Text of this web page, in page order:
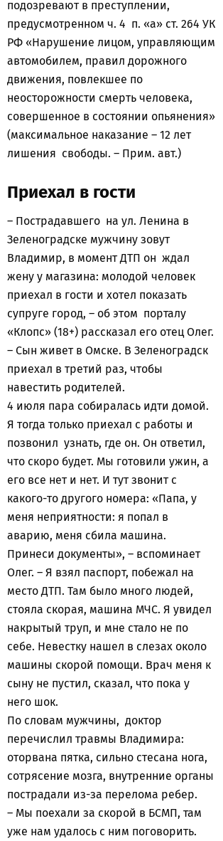
подозревают в преступлении,
предусмотренном ч. 4 п. «а» ст. 264 УК
РФ «Нарушение лицом, управляющим
автомобилем, правил дорожного
движения, повлекшее по
неосторожности смерть человека,
совершенное в состоянии опьянения»
(максимальное наказание – 12 лет
лишения свободы. – Прим. авт.)
Приехал в гости
– Пострадавшего на ул. Ленина в
Зеленоградске мужчину зовут
Владимир, в момент ДТП он ждал
жену у магазина: молодой человек
приехал в гости и хотел показать
супруге город, – об этом порталу
«Клопс» (18+) рассказал его отец Олег.
– Сын живет в Омске. В Зеленоградск
приехал в третий раз, чтобы
навестить родителей.
4 июля пара собиралась идти домой.
Я тогда только приехал с работы и
позвонил узнать, где он. Он ответил,
что скоро будет. Мы готовили ужин, а
его все нет и нет. И тут звонит с
какого-то другого номера: «Папа, у
меня неприятности: я попал в
аварию, меня сбила машина.
Принеси документы», – вспоминает
Олег. – Я взял паспорт, побежал на
место ДТП. Там было много людей,
стояла скорая, машина МЧС. Я увидел
накрытый труп, и мне стало не по
себе. Невестку нашел в слезах около
машины скорой помощи. Врач меня к
сыну не пустил, сказал, что пока у
него шок.
По словам мужчины, доктор
перечислил травмы Владимира:
оторвана пятка, сильно стесана нога,
сотрясение мозга, внутренние органы
пострадали из-за перелома ребер.
– Мы поехали за скорой в БСМП, там
уже нам удалось с ним поговорить.